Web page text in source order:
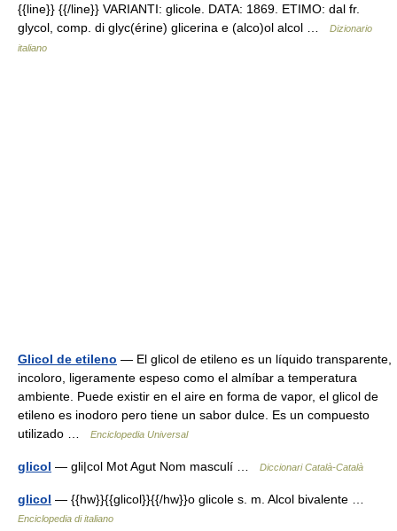
{{line}} {{/line}} VARIANTI: glicole. DATA: 1869. ETIMO: dal fr.
glycol, comp. di glyc(érine) glicerina e (alco)ol alcol …
Dizionario
italiano
Glicol de etileno — El glicol de etileno es un líquido transparente,
incoloro, ligeramente espeso como el almíbar a temperatura
ambiente. Puede existir en el aire en forma de vapor, el glicol de
etileno es inodoro pero tiene un sabor dulce. Es un compuesto
utilizado …
Enciclopedia Universal
glicol — gli|col Mot Agut Nom masculí … Diccionari Català-Català
glicol — {{hw}}{{glicol}}{{/hw}}o glicole s. m. Alcol bivalente …
Enciclopedia di italiano